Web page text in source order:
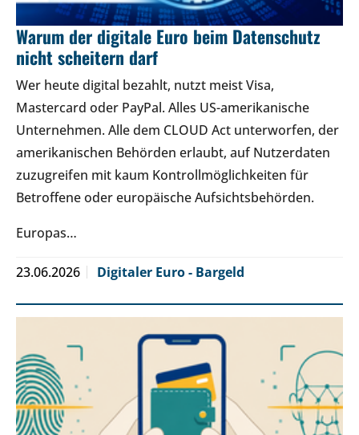
Warum der digitale Euro beim Datenschutz
nicht scheitern darf
Wer heute digital bezahlt, nutzt meist Visa,
Mastercard oder PayPal. Alles US-amerikanische
Unternehmen. Alle dem CLOUD Act unterworfen, der
amerikanischen Behörden erlaubt, auf Nutzerdaten
zuzugreifen mit kaum Kontrollmöglichkeiten für
Betroffene oder europäische Aufsichtsbehörden.
Europas…
23.06.2026 Digitaler Euro - Bargeld